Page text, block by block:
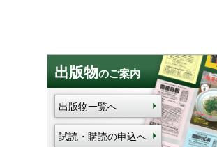
出版物のご案内
出版物一覧へ
試読・購読の申込へ